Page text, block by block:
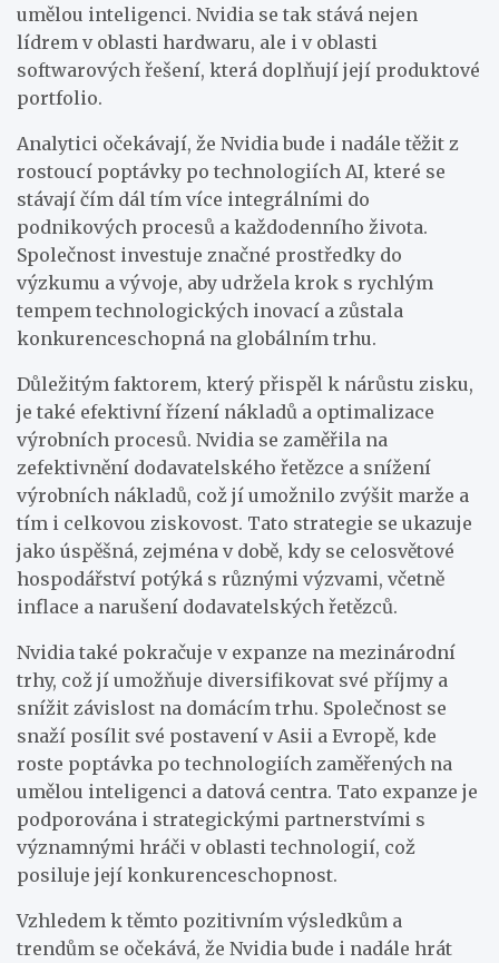
umělou inteligenci. Nvidia se tak stává nejen
lídrem v oblasti hardwaru, ale i v oblasti
softwarových řešení, která doplňují její produktové
portfolio.
Analytici očekávají, že Nvidia bude i nadále těžit z
rostoucí poptávky po technologiích AI, které se
stávají čím dál tím více integrálními do
podnikových procesů a každodenního života.
Společnost investuje značné prostředky do
výzkumu a vývoje, aby udržela krok s rychlým
tempem technologických inovací a zůstala
konkurenceschopná na globálním trhu.
Důležitým faktorem, který přispěl k nárůstu zisku,
je také efektivní řízení nákladů a optimalizace
výrobních procesů. Nvidia se zaměřila na
zefektivnění dodavatelského řetězce a snížení
výrobních nákladů, což jí umožnilo zvýšit marže a
tím i celkovou ziskovost. Tato strategie se ukazuje
jako úspěšná, zejména v době, kdy se celosvětové
hospodářství potýká s různými výzvami, včetně
inflace a narušení dodavatelských řetězců.
Nvidia také pokračuje v expanze na mezinárodní
trhy, což jí umožňuje diversifikovat své příjmy a
snížit závislost na domácím trhu. Společnost se
snaží posílit své postavení v Asii a Evropě, kde
roste poptávka po technologiích zaměřených na
umělou inteligenci a datová centra. Tato expanze je
podporována i strategickými partnerstvími s
významnými hráči v oblasti technologií, což
posiluje její konkurenceschopnost.
Vzhledem k těmto pozitivním výsledkům a
trendům se očekává, že Nvidia bude i nadále hrát